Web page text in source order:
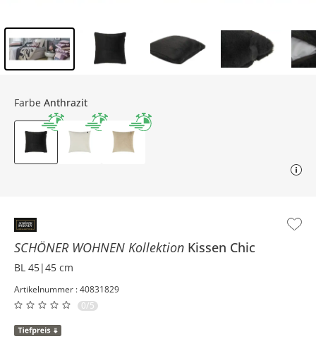
SCHÖNER WOHNEN Kollektion Kissen Chic
BL 45|45 cm
Artikelnummer : 40831829
0/5
Farbe Anthrazit